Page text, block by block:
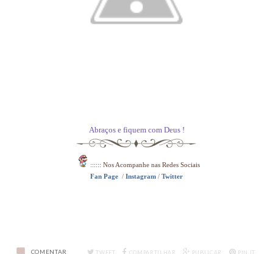
Abraços e fiquem com Deus !
:::::: Nos Acompanhe nas Redes Sociais
Fan Page / Instagram / Twitter
COMENTAR TWEET COMPARTILHAR PUBLICAR PIN IT